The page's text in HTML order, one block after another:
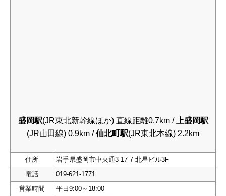
盛岡駅(JR東北新幹線ほか) 直線距離0.7km /
上盛岡駅
(JR山田線) 0.9km /仙北町駅(JR東北本線) 2.2km
住所
岩手県盛岡市中央通3-17-7 北星ビル3F
電話
019-621-1771
営業時間
平日9:00～18:00